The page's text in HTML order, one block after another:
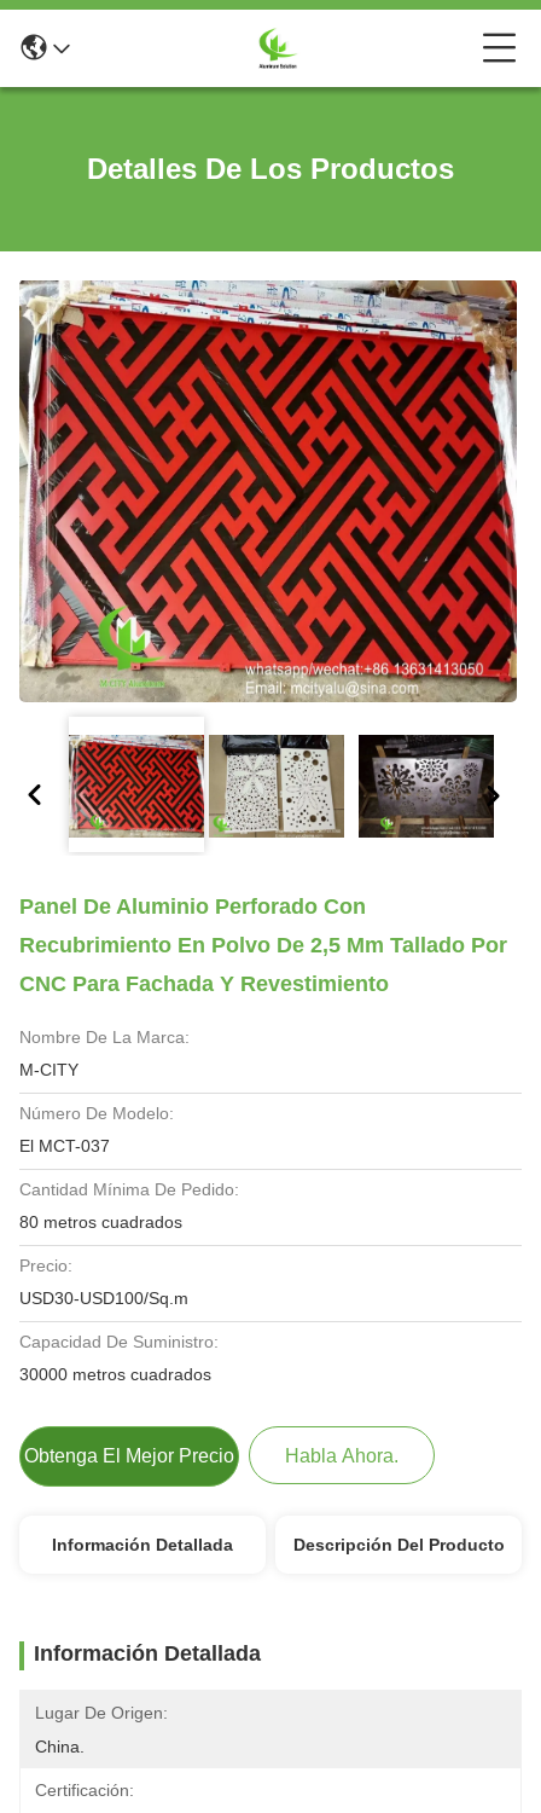
Detalles De Los Productos
Panel De Aluminio Perforado Con
Recubrimiento En Polvo De 2,5 Mm Tallado Por
CNC Para Fachada Y Revestimiento
Nombre De La Marca:
M-CITY
Número De Modelo:
El MCT-037
Cantidad Mínima De Pedido:
80 metros cuadrados
Precio:
USD30-USD100/Sq.m
Capacidad De Suministro:
30000 metros cuadrados
Obtenga El Mejor Precio Habla Ahora.
Información Detallada Descripción Del Producto
Información Detallada
Lugar De Origen:
China.
Certificación: